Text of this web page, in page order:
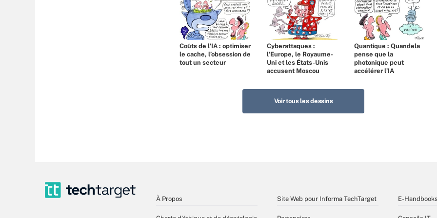
Coûts de l'IA : optimiser
le cache, l’obsession de
tout un secteur
Cyberattaques :
l’Europe, le Royaume-
Uni et les États-Unis
accusent Moscou
Quantique : Quandela
pense que la
photonique peut
accélérer l’IA
Voir tous les dessins
À Propos Site Web pour Informa TechTarget E-